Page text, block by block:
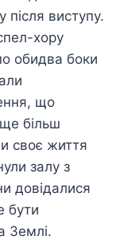
після виступу.
хору
обидва боки
що
більш
своє життя
залу з
довідалися
бути
Землі.